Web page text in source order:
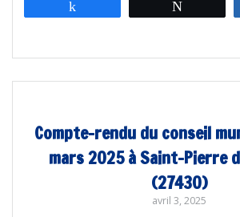
Compte-rendu du conseil
mars 2025 à Saint-Pierre
(27430)
avril 3, 2025